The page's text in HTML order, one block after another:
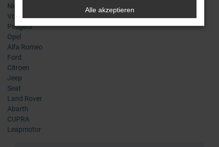
Nissan
Volvo
Peugeot
Opel
Alfa Romeo
Ford
Citroen
Jeep
Seat
Land Rover
Abarth
CUPRA
Leapmotor
Alle akzeptieren